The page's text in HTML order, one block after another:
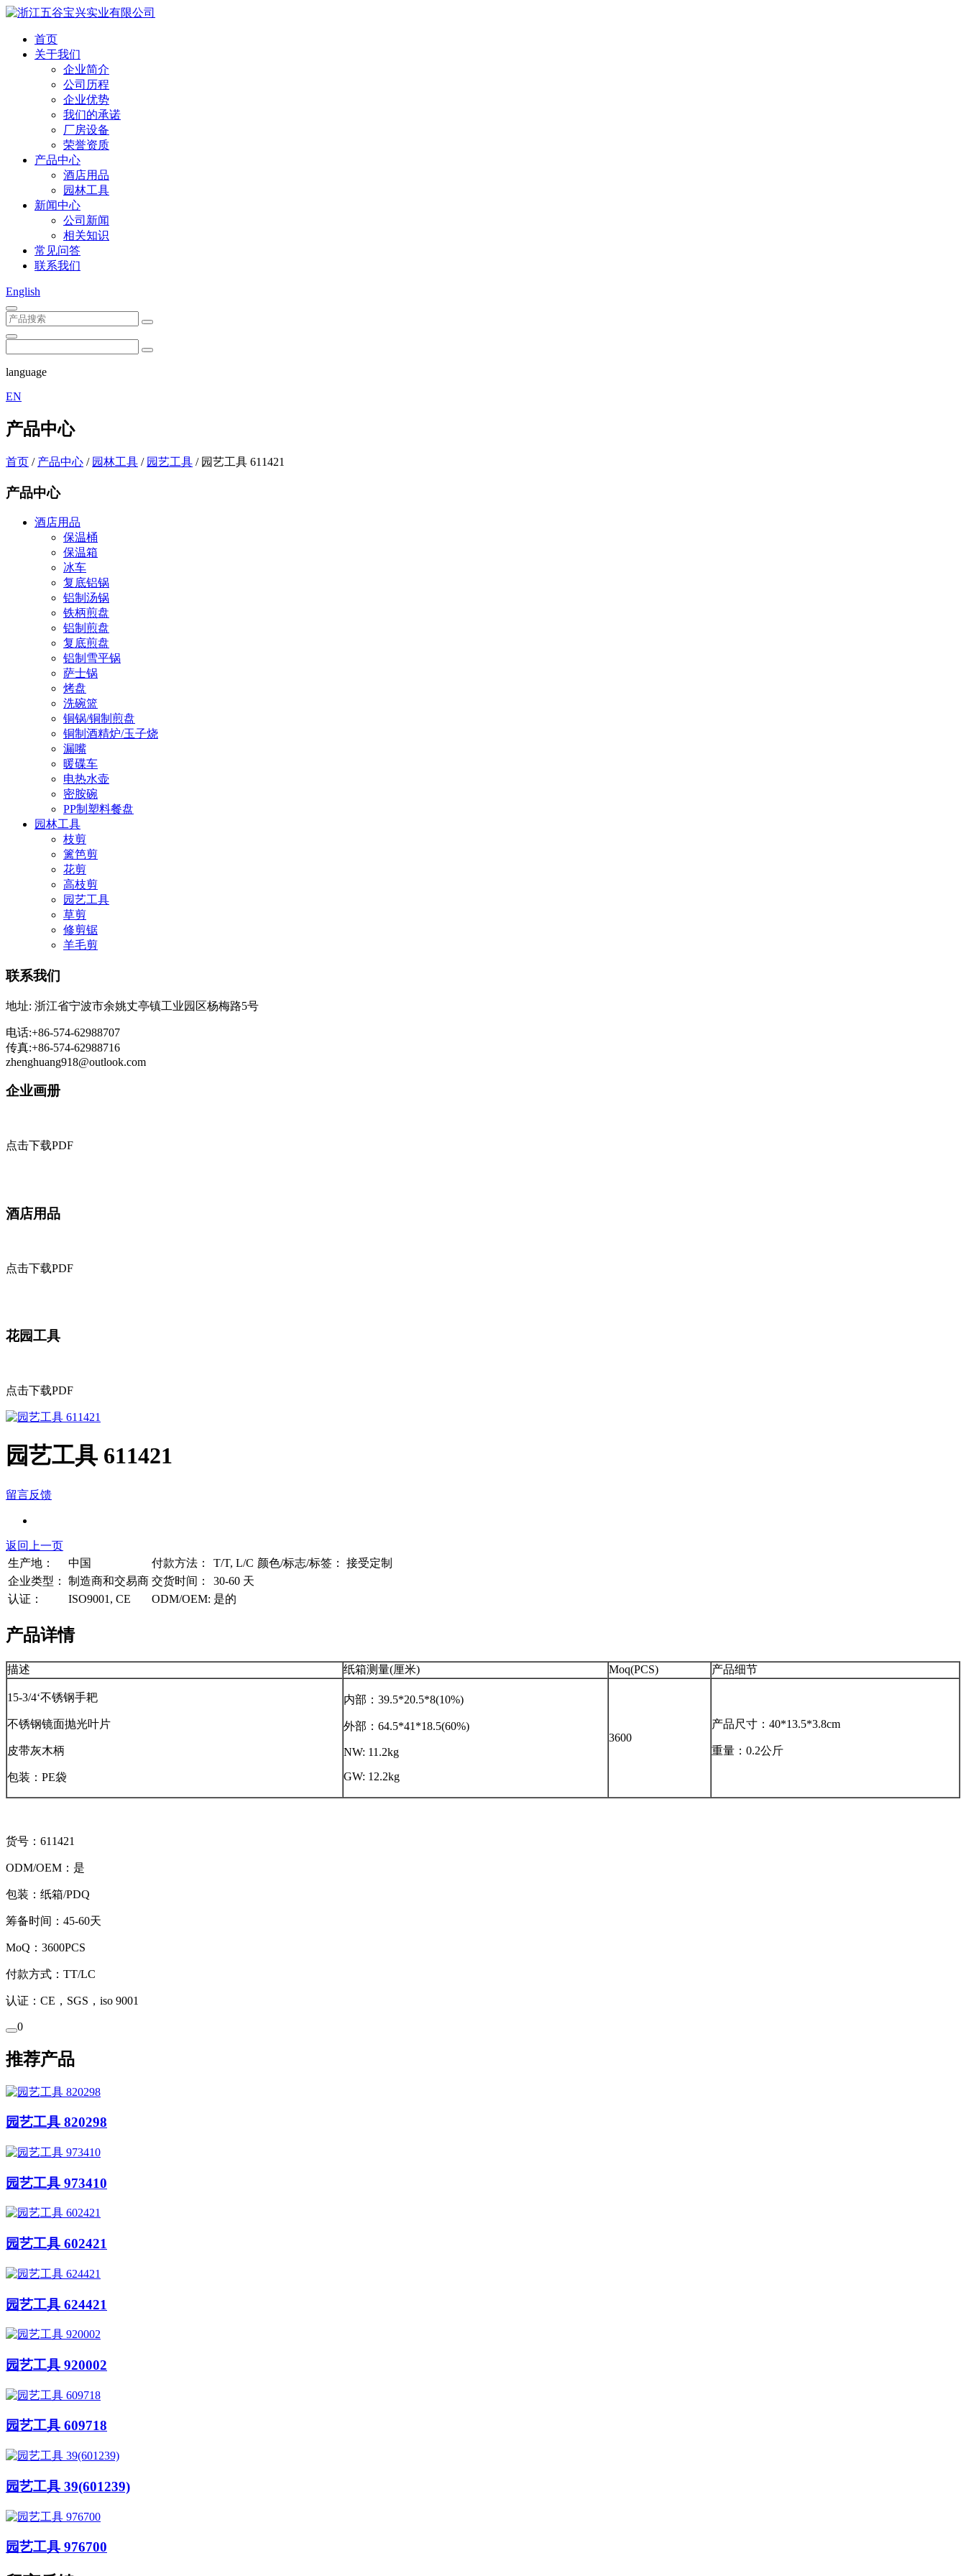
首页
关于我们
企业简介
公司历程
企业优势
我们的承诺
厂房设备
荣誉资质
产品中心
酒店用品
园林工具
新闻中心
公司新闻
相关知识
常见问答
联系我们
English
language
EN
产品中心
首页 / 产品中心 / 园林工具 / 园艺工具 / 园艺工具 611421
产品中心
酒店用品
保温桶
保温箱
冰车
复底铝锅
铝制汤锅
铁柄煎盘
铝制煎盘
复底煎盘
铝制雪平锅
萨士锅
烤盘
洗碗篮
铜锅/铜制煎盘
铜制酒精炉/玉子烧
漏嘴
暖碟车
电热水壶
密胺碗
PP制塑料餐盘
园林工具
枝剪
篱笆剪
花剪
高枝剪
园艺工具
草剪
修剪锯
羊毛剪
联系我们
地址: 浙江省宁波市余姚丈亭镇工业园区杨梅路5号
电话:+86-574-62988707
传真:+86-574-62988716
zhenghuang918@outlook.com
企业画册
点击下载PDF
酒店用品
点击下载PDF
花园工具
点击下载PDF
园艺工具 611421
留言反馈
返回上一页
生产地：
中国 付款方法： T/T, L/C 颜色/标志/标签：
接受定制
企业类型：
制造商和交易商 交货时间：
30-60 天
认证：
ISO9001, CE ODM/OEM: 是的
产品详情
描述 纸箱测量(厘米) Moq(PCS) 产品细节
15-3/4‘不锈钢手耙
不锈钢镜面抛光叶片
皮带灰木柄
包装：PE袋
内部：39.5*20.5*8(10%)
外部：64.5*41*18.5(60%)
NW: 11.2kg
GW: 12.2kg
3600
产品尺寸：40*13.5*3.8cm
重量：0.2公斤
货号：611421
ODM/OEM：是
包装：纸箱/PDQ
筹备时间：45-60天
MoQ：3600PCS
付款方式：TT/LC
认证：CE，SGS，iso 9001
0
推荐产品
园艺工具 820298
园艺工具 973410
园艺工具 602421
园艺工具 624421
园艺工具 920002
园艺工具 609718
园艺工具 39(601239)
园艺工具 976700